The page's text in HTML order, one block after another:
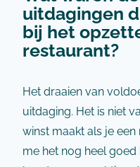
uitdagingen
bij het
restaurant?
Het draaien van
uitdaging. Het is niet
winst maakt als je
me het nog heel goed